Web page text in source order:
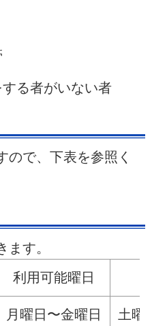
する者がいない者
ので、下表を参照く
す。
利用可能曜日
月曜日〜金曜日 土曜